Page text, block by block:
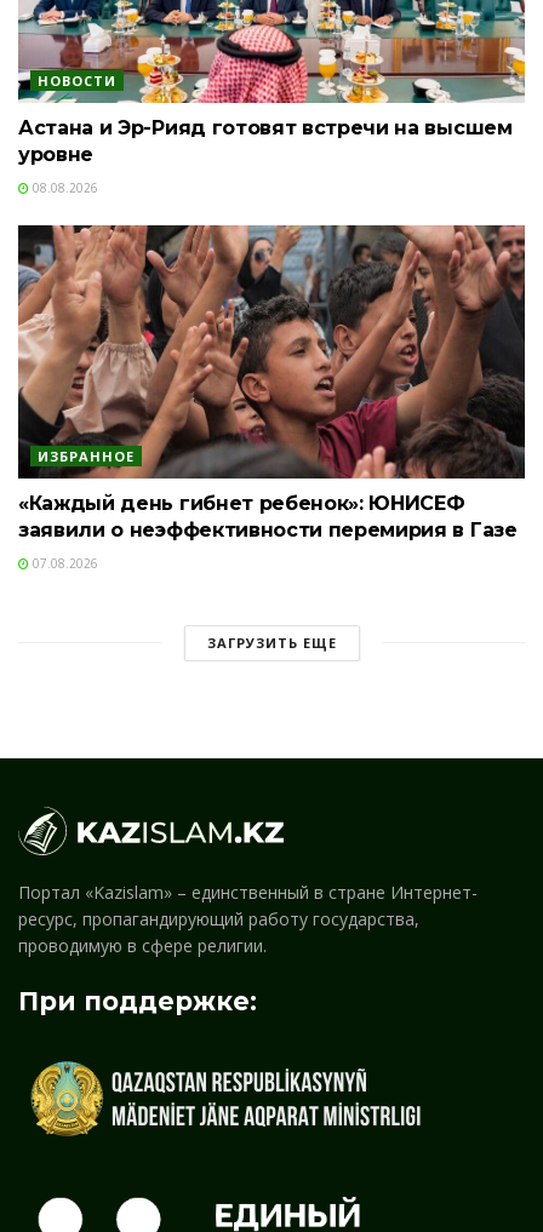
НОВОСТИ
Астана и Эр-Рияд готовят встречи на высшем
уровне
08.08.2026
ИЗБРАННОЕ
«Каждый день гибнет ребенок»: ЮНИСЕФ
заявили о неэффективности перемирия в Газе
07.08.2026
ЗАГРУЗИТЬ ЕЩЕ
Портал «Kazislam» – единственный в стране Интернет-
ресурс, пропагандирующий работу государства,
проводимую в сфере религии.
При поддержке: